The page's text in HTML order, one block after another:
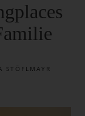
STÖFLMAYR